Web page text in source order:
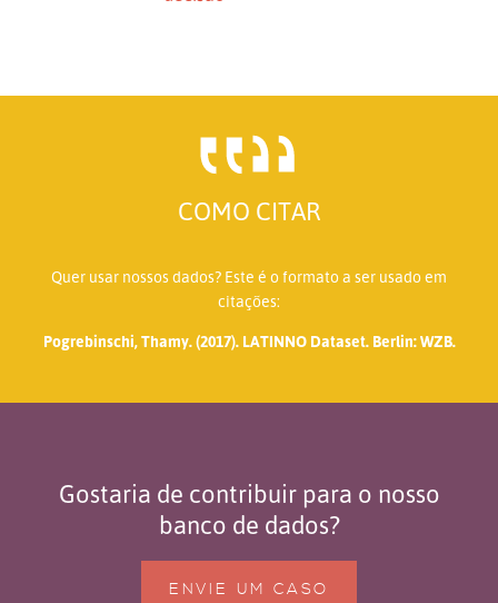
COMO CITAR
Quer usar nossos dados? Este é o formato a ser usado em
citações:
Pogrebinschi, Thamy. (2017). LATINNO Dataset. Berlin: WZB.
Gostaria de contribuir para o nosso
banco de dados?
ENVIE UM CASO